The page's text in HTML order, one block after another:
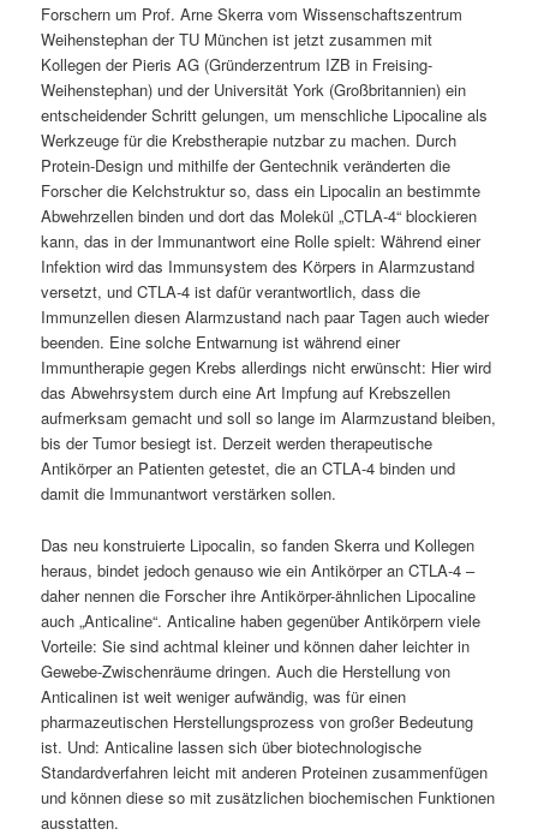
Forschern um Prof. Arne Skerra vom Wissenschaftszentrum
Weihenstephan der TU München ist jetzt zusammen mit
Kollegen der Pieris AG (Gründerzentrum IZB in Freising-
Weihenstephan) und der Universität York (Großbritannien) ein
entscheidender Schritt gelungen, um menschliche Lipocaline als
Werkzeuge für die Krebstherapie nutzbar zu machen. Durch
Protein-Design und mithilfe der Gentechnik veränderten die
Forscher die Kelchstruktur so, dass ein Lipocalin an bestimmte
Abwehrzellen binden und dort das Molekül „CTLA-4“ blockieren
kann, das in der Immunantwort eine Rolle spielt: Während einer
Infektion wird das Immunsystem des Körpers in Alarmzustand
versetzt, und CTLA-4 ist dafür verantwortlich, dass die
Immunzellen diesen Alarmzustand nach paar Tagen auch wieder
beenden. Eine solche Entwarnung ist während einer
Immuntherapie gegen Krebs allerdings nicht erwünscht: Hier wird
das Abwehrsystem durch eine Art Impfung auf Krebszellen
aufmerksam gemacht und soll so lange im Alarmzustand bleiben,
bis der Tumor besiegt ist. Derzeit werden therapeutische
Antikörper an Patienten getestet, die an CTLA-4 binden und
damit die Immunantwort verstärken sollen.
Das neu konstruierte Lipocalin, so fanden Skerra und Kollegen
heraus, bindet jedoch genauso wie ein Antikörper an CTLA-4 –
daher nennen die Forscher ihre Antikörper-ähnlichen Lipocaline
auch „Anticaline“. Anticaline haben gegenüber Antikörpern viele
Vorteile: Sie sind achtmal kleiner und können daher leichter in
Gewebe-Zwischenräume dringen. Auch die Herstellung von
Anticalinen ist weit weniger aufwändig, was für einen
pharmazeutischen Herstellungsprozess von großer Bedeutung
ist. Und: Anticaline lassen sich über biotechnologische
Standardverfahren leicht mit anderen Proteinen zusammenfügen
und können diese so mit zusätzlichen biochemischen Funktionen
ausstatten.